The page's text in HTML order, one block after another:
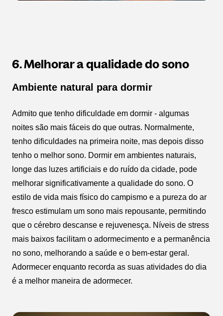
6. Melhorar a qualidade do sono
Ambiente natural para dormir
Admito que tenho dificuldade em dormir - algumas
noites são mais fáceis do que outras. Normalmente,
tenho dificuldades na primeira noite, mas depois disso
tenho o melhor sono. Dormir em ambientes naturais,
longe das luzes artificiais e do ruído da cidade, pode
melhorar significativamente a qualidade do sono. O
estilo de vida mais físico do campismo e a pureza do ar
fresco estimulam um sono mais repousante, permitindo
que o cérebro descanse e rejuvenesça. Níveis de stress
mais baixos facilitam o adormecimento e a permanência
no sono, melhorando a saúde e o bem-estar geral.
Adormecer enquanto recorda as suas atividades do dia
é a melhor maneira de adormecer.